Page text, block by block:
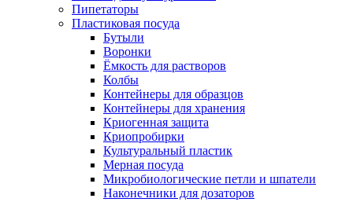
Пипетаторы
Пластиковая посуда
Бутыли
Воронки
Ёмкость для растворов
Колбы
Контейнеры для образцов
Контейнеры для хранения
Криогенная защита
Криопробирки
Культуральный пластик
Мерная посуда
Микробиологические петли и шпатели
Наконечники для дозаторов